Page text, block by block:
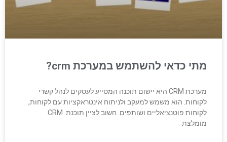
מתי כדאי להשתמש במערכת crm?
מערכת CRM היא יישום תוכנה המסייע לעסקים לנהל קשרי
לקוחות. הוא משמש למעקב ולניתוח אינטראקציות עם לקוחות,
לקוחות פוטנציאליים ושותפים. חשוב לציין תוכנת CRM
מומלצת